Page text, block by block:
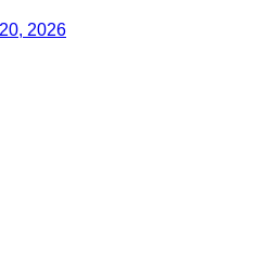
2026